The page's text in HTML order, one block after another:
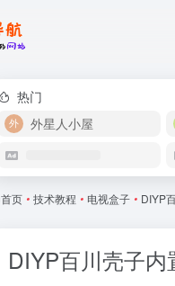
热门
外星人小屋
首页 • 技术教程 • 电视盒子 • DIYP
DIYP百川壳子